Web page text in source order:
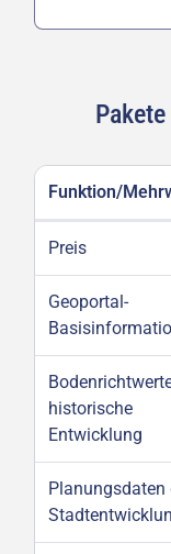
Funktion/
Preis
Geoportal-
historische
Entwicklung
Planungsdaten